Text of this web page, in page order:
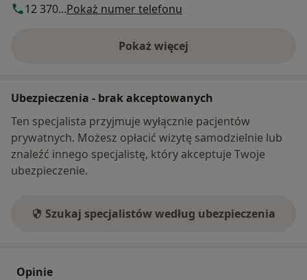
12 370...Pokaż numer telefonu
Pokaż więcej
o adresie
Ubezpieczenia - brak akceptowanych
Ten specjalista przyjmuje wyłącznie pacjentów
prywatnych. Możesz opłacić wizytę samodzielnie lub
znaleźć innego specjalistę, który akceptuje Twoje
ubezpieczenie.
Szukaj specjalistów według ubezpieczenia
Opinie